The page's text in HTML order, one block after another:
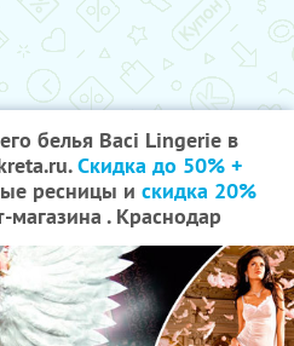
белья Вaci Lingerie в
Скидка до 50% +
ресницы и скидка 20%
магазина . Краснодар